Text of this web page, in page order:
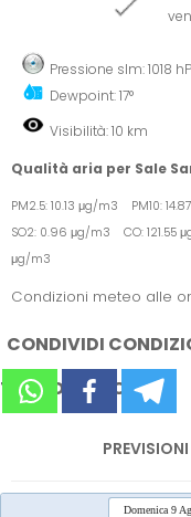
Pressione slm: 1018
Dewpoint: 17°
Visibilità: 10 km
Qualità aria per Sale
PM2.5: 10.13 μg/m3 PM10:
SO2: 0.96 μg/m3 CO: 121.55
μg/m3
Condizioni meteo alle
CONDIVIDI
TEMPO SUI SOCIAL
Domenica 9